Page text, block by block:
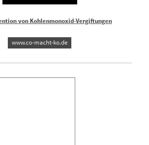
von Kohlenmonoxid-Vergiftungen
www.co-macht-ko.de